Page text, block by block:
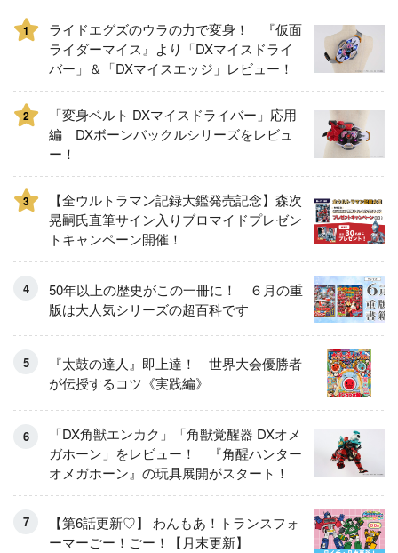
1
ライドエグズのウラの力で変身！ 『仮面
ライダーマイス』より「DXマイスドライ
バー」＆「DXマイスエッジ」レビュー！
2
「変身ベルト DXマイスドライバー」応用
編 DXボーンバックルシリーズをレビュ
ー！
3
【全ウルトラマン記録大鑑発売記念】森次
晃嗣氏直筆サイン入りブロマイドプレゼン
トキャンペーン開催！
50年以上の歴史がこの一冊に！ ６月の重
版は大人気シリーズの超百科です
『太鼓の達人』即上達！ 世界大会優勝者
が伝授するコツ《実践編》
「DX角獣エンカク」「角獣覚醒器 DXオメ
ガホーン」をレビュー！ 『角醒ハンター
オメガホーン』の玩具展開がスタート！
【第6話更新♡】 わんもあ！トランスフォ
ーマーごー！ごー！【月末更新】